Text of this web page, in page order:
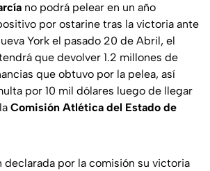
no podrá pelear en un año
por ostarine tras la victoria ante
York el pasado 20 de Abril, el
que devolver 1.2 millones de
que obtuvo por la pelea, así
por 10 mil dólares luego de llegar
Comisión Atlética del Estado de
declarada por la comisión su victoria